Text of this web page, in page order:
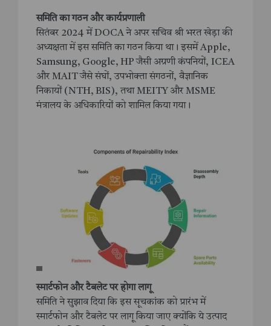
समिति का गठन और कार्यप्रणाली
सितंबर 2024 में DOCA ने अपर सचिव श्री भरत खेड़ा की
अध्यक्षता में इस समिति का गठन किया था। इसमें Apple,
Samsung, Google, HP जैसी अग्रणी कंपनियों, ICEA
और MAIT जैसे संघों, उपभोक्ता संगठनों, वैज्ञानिक
निकायों (NTH, BIS), तथा MEITY और MSME
मंत्रालय के अधिकारियों को शामिल किया गया।
स्मार्टफोन और टैबलेट पर होगा लागू
समिति ने सुझाव दिया कि इस सूचकांक को प्रारंभ में
स्मार्टफोन और टैबलेट पर लागू किया जाए क्योंकि ये उत्पाद